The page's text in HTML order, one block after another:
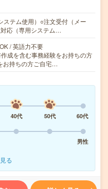
ステム使用）○注文受付（メー
応（専用システム…
/ 英語力不要
成を含む事務経験をお持ちの方
お持ちの方ご自宅…
40代 50代
60代
男性
る